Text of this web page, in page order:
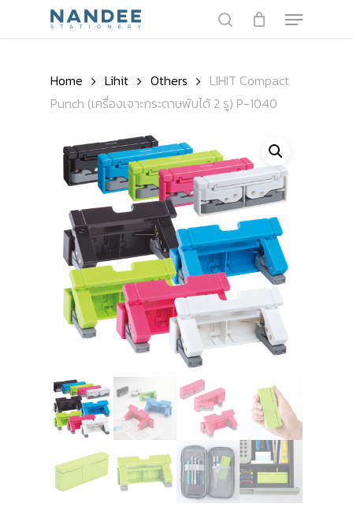
Menu
Home Lihit Others
LIHIT Compact
Punch (เครื่องเจาะกระดาษพับได้ 2 รู) P-1040